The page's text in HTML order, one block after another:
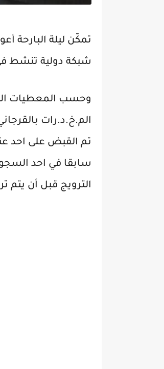
تمكّن ليلة البارحة
شبكة دولية تنشط
وحسب المعطيات
الم.خ.د.رات
تم القبض على احد
الترويج قبل أن يتم ترحيله